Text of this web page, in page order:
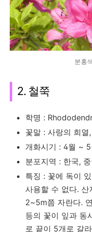
분홍
2. 철쭉
학명 :
꽃말 : 사랑의 희열
개화시기 : 4월 ~ 5
분포지역 : 한국,
특징 : 꽃에 독이
사용할 수 없다.
2~5m쯤 자란다.
등의 꽃이 잎과 동
로 끝이 5개로 갈